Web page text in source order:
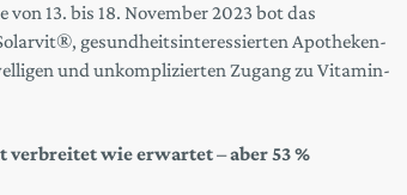
13. bis 18. November 2023 bot das
gesundheitsinteressierten Apotheken-
und unkomplizierten Zugang zu Vitamin-
wie erwartet – aber 53 %